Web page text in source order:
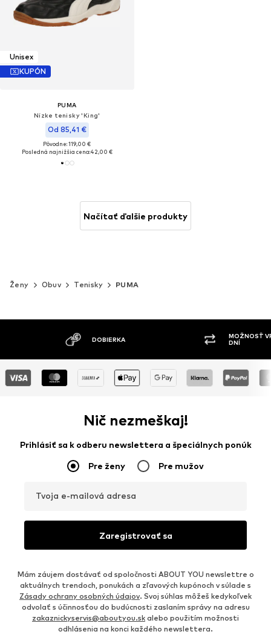
Unisex
KUPÓN
PUMA
Nízke tenisky 'King'
Od 85,41 €
Pôvodne: 119,00 €
Posledná najnižšia cena:42,00 €
Načítať ďalšie produkty
Ženy Obuv Tenisky PUMA
MOŽNOSŤ VRÁTENIA TOVARU DO 30
Nič nezmeškaj!
Prihlásiť sa k odberu newslettera a špeciálnych ponúk
Pre ženy Pre mužov
Tvoja e-mailová adresa
Zaregistrovať sa
Mám záujem dostávať od spoločnosti ABOUT YOU newslettre o
aktuálnych trendoch, ponukách a zľavových kupónoch v súlade s
Zásady ochrany osobných údajov. Svoj súhlas môžeš kedykoľvek
odvolať s účinnosťou do budúcnosti zaslaním správy na adresu
zakaznickyservis@aboutyou.sk alebo použitím možnosti
odhlásenia na konci každého newslettera.